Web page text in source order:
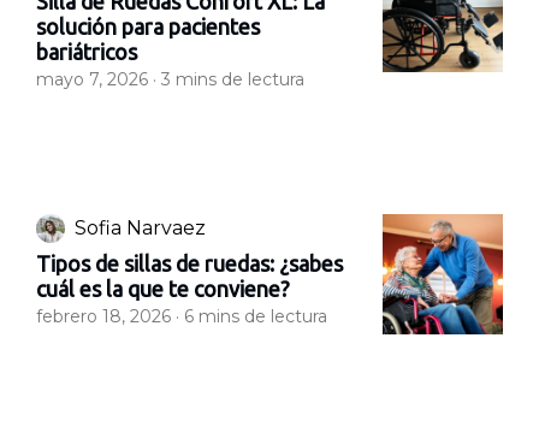
solución para pacientes
bariátricos
mayo 7, 2026 · 3 mins de lectura
Sofia Narvaez
Tipos de sillas de ruedas: ¿sabes
cuál es la que te conviene?
febrero 18, 2026 · 6 mins de lectura